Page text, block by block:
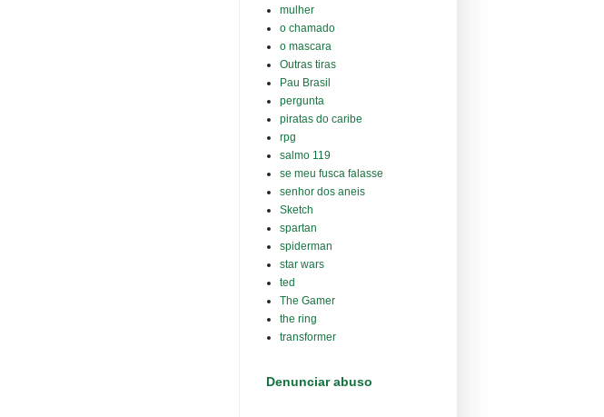
mulher
o chamado
o mascara
Outras tiras
Pau Brasil
pergunta
piratas do caribe
rpg
salmo 119
se meu fusca falasse
senhor dos aneis
Sketch
spartan
spiderman
star wars
ted
The Gamer
the ring
transformer
Denunciar abuso